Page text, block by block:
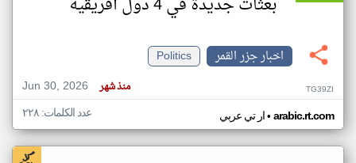
اخبار جزر القمر
Politics
Jun 30, 2026
منذ شهر TG39ZI
ار تي عربي• arabic.rt.com عدد الكلمات: ٢٢٨